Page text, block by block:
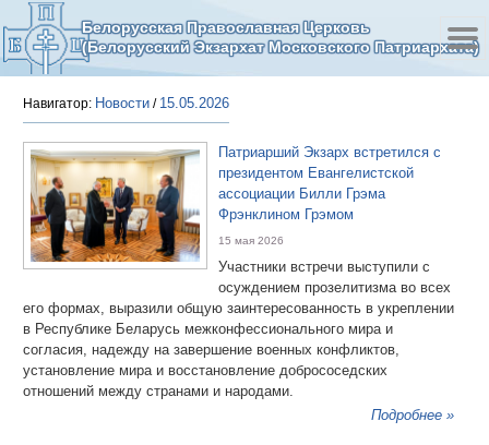
Белорусская Православная Церковь
(Белорусский Экзархат Московского Патриархата)
Навигатор: Новости / 15.05.2026
Патриарший Экзарх встретился с
президентом Евангелистской
ассоциации Билли Грэма
Фрэнклином Грэмом
15 мая 2026
Участники встречи выступили с
осуждением прозелитизма во всех
его формах, выразили общую заинтересованность в укреплении
в Республике Беларусь межконфессионального мира и
согласия, надежду на завершение военных конфликтов,
установление мира и восстановление добрососедских
отношений между странами и народами.
Подробнее »